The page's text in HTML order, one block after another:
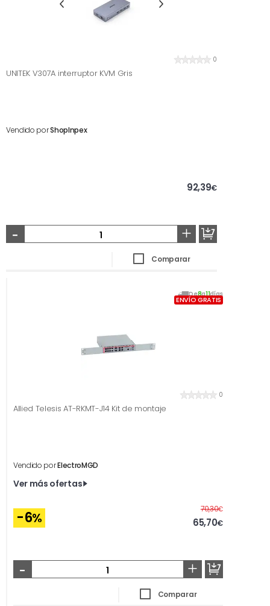
0
UNITEK V307A interruptor KVM Gris
Vendido porShopInpex
92,39€
- +
Comparar
De8a11días
ENVÍO GRATIS
0
Allied Telesis AT-RKMT-J14 Kit de montaje
Vendido porElectroMGD
Ver más ofertas
-6%
70,30€Antes
65,70€
- +
Comparar